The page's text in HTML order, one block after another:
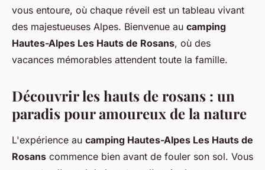
vous entoure, où chaque réveil est un tableau vivant
des majestueuses Alpes. Bienvenue au camping
Hautes-Alpes Les Hauts de Rosans, où des
vacances mémorables attendent toute la famille.
Découvrir les hauts de rosans : un
paradis pour amoureux de la nature
L'expérience au camping Hautes-Alpes Les Hauts de
Rosans commence bien avant de fouler son sol. Vous